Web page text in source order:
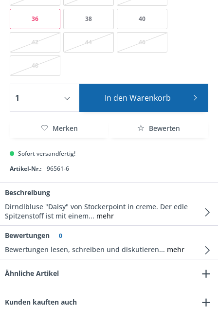
36 38 40
42 44 46
48
In den Warenkorb
Merken Bewerten
Sofort versandfertig!
Artikel-Nr.:
96561-6
Beschreibung
Dirndlbluse "Daisy" von Stockerpoint in creme. Der edle
Spitzenstoff ist mit einem... mehr
Bewertungen 0
Bewertungen lesen, schreiben und diskutieren... mehr
Ähnliche Artikel
Kunden kauften auch